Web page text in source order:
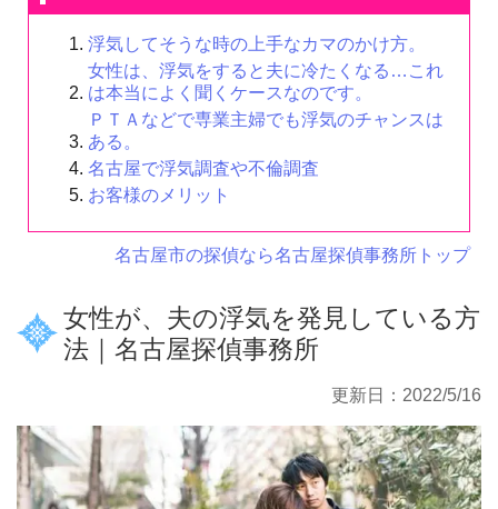
浮気してそうな時の上手なカマのかけ方。
女性は、浮気をすると夫に冷たくなる…これ
は本当によく聞くケースなのです。
ＰＴＡなどで専業主婦でも浮気のチャンスは
ある。
名古屋で浮気調査や不倫調査
お客様のメリット
名古屋市の探偵なら名古屋探偵事務所トップ
女性が、夫の浮気を発見している方
法｜名古屋探偵事務所
更新日：2022/5/16